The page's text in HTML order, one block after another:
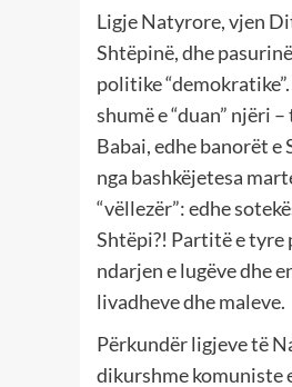
Ligje Natyrore, vjen
Shtëpinë, dhe
politike
shumë e “duan” njëri
Babai, edhe banorët
nga bashkëjetesa
“vëllezër”: edhe
Shtëpi?! Partitë e tyre
ndarjen e lugëve dhe
livadheve dhe maleve.
Përkundër ligjeve të
dikurshme komuniste